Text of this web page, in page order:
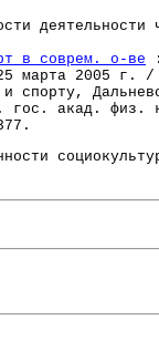
деятельности
в соврем. о-ве
марта 2005 г. /
спорту,
гос. акад. физ.